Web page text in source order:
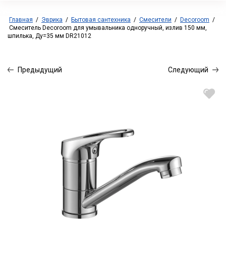
Главная / Эврика / Бытовая сантехника / Смесители / Decoroom /
Смеситель Decoroom для умывальника одноручный, излив 150 мм,
шпилька, Ду=35 мм DR21012
Предыдущий Следующий